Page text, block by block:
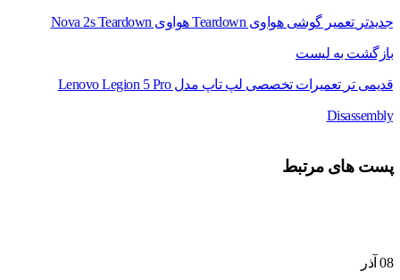
جدیدتر تعمیر گوشی هواوی Teardown هواوی Nova 2s Teardown
بازگشت به لیست
قدیمی تر تعمیرات تخصصی لپ تاپ مدل Lenovo Legion 5 Pro
Disassembly
پست های مرتبط
08 آذر